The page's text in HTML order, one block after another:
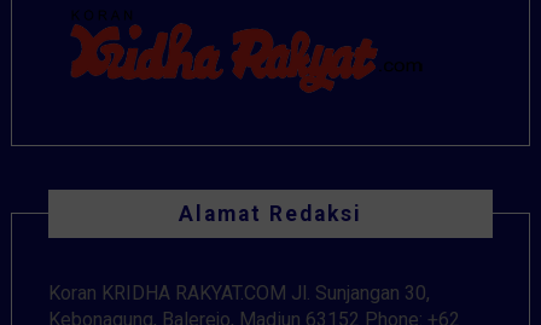
Alamat Redaksi
Koran KRIDHA RAKYAT.COM Jl. Sunjangan 30,
Kebonagung, Balerejo, Madiun 63152 Phone: +62